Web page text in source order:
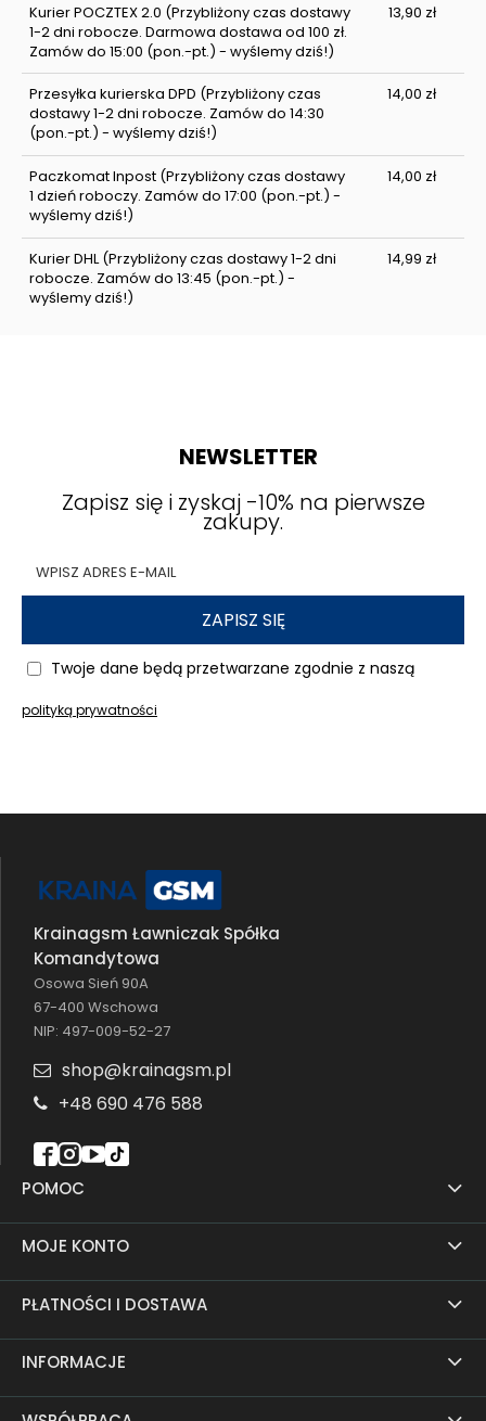
Kurier POCZTEX 2.0 (Przybliżony czas dostawy
1-2 dni robocze. Darmowa dostawa od 100 zł.
Zamów do 15:00 (pon.-pt.) - wyślemy dziś!)
13,90 zł
Przesyłka kurierska DPD (Przybliżony czas
dostawy 1-2 dni robocze. Zamów do 14:30
(pon.-pt.) - wyślemy dziś!)
14,00 zł
Paczkomat Inpost(Przybliżony czas dostawy
1 dzień roboczy. Zamów do 17:00 (pon.-pt.) -
wyślemy dziś!)
14,00 zł
Kurier DHL(Przybliżony czas dostawy 1-2 dni
robocze. Zamów do 13:45 (pon.-pt.) -
wyślemy dziś!)
14,99 zł
NEWSLETTER
Zapisz się i zyskaj -10% na pierwsze
zakupy.
ZAPISZ SIĘ
Twoje dane będą przetwarzane zgodnie z naszą
polityką prywatności
POMOC
MOJE KONTO
PŁATNOŚCI I DOSTAWA
INFORMACJE
Krainagsm Ławniczak Spółka
Komandytowa
Osowa Sień 90A
67-400 Wschowa
NIP: 497-009-52-27
shop@krainagsm.pl
+48 690 476 588